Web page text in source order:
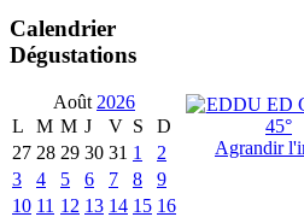
Calendrier
Dégustations
Août 2026
L
M M J V S
D
27 28 29 30 31 1
2
3
4 5 6 7 8
9
10 11 12 13 14 15 16
Agrandir